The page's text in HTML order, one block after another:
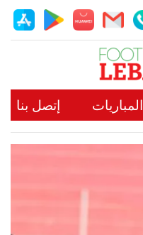
المباريات إتصل بنا